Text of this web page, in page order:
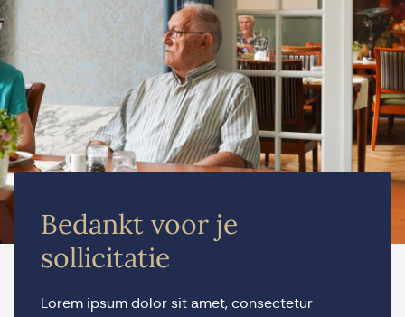
Bedankt voor je
sollicitatie
Lorem ipsum dolor sit amet, consectetur